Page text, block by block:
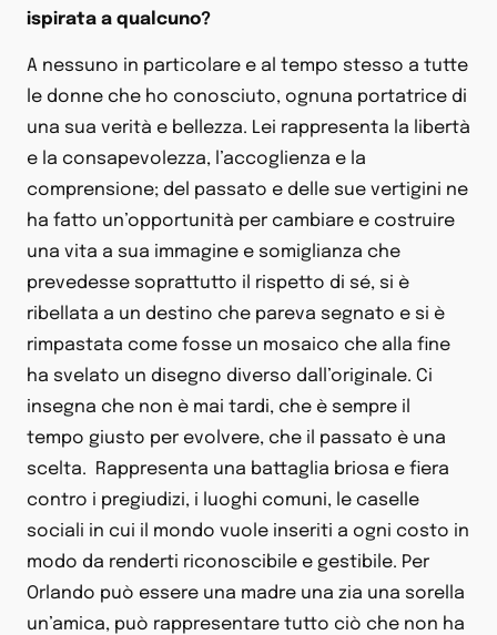
ispirata a qualcuno?
A nessuno in particolare e al tempo stesso a tutte
le donne che ho conosciuto, ognuna portatrice di
una sua verità e bellezza. Lei rappresenta la libertà
e la consapevolezza, l’accoglienza e la
comprensione; del passato e delle sue vertigini ne
ha fatto un’opportunità per cambiare e costruire
una vita a sua immagine e somiglianza che
prevedesse soprattutto il rispetto di sé, si è
ribellata a un destino che pareva segnato e si è
rimpastata come fosse un mosaico che alla fine
ha svelato un disegno diverso dall’originale. Ci
insegna che non è mai tardi, che è sempre il
tempo giusto per evolvere, che il passato è una
scelta. Rappresenta una battaglia briosa e fiera
contro i pregiudizi, i luoghi comuni, le caselle
sociali in cui il mondo vuole inseriti a ogni costo in
modo da renderti riconoscibile e gestibile. Per
Orlando può essere una madre una zia una sorella
un’amica, può rappresentare tutto ciò che non ha